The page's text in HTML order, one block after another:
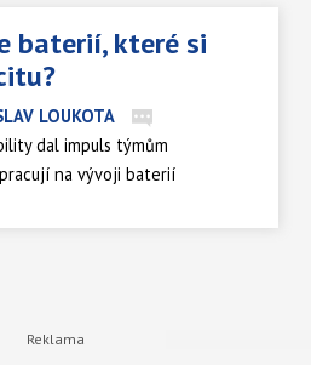
baterií, které si
LOUKOTA
dal impuls týmům
na vývoji baterií